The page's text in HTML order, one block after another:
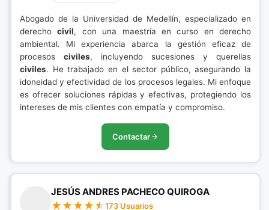
Abogado de la Universidad de Medellín, especializado en
derechocivil, con una maestría en curso en derecho
ambiental. Mi experiencia abarca la gestión eficaz de
procesos civiles, incluyendo sucesiones y querellas
civiles. He trabajado en el sector público, asegurando la
idoneidad y efectividad de los procesos legales. Mi enfoque
es ofrecer soluciones rápidas y efectivas, protegiendo los
intereses de mis clientes con empatía y compromiso.
Contactar
JESÚS ANDRES PACHECO QUIROGA
173 Usuarios